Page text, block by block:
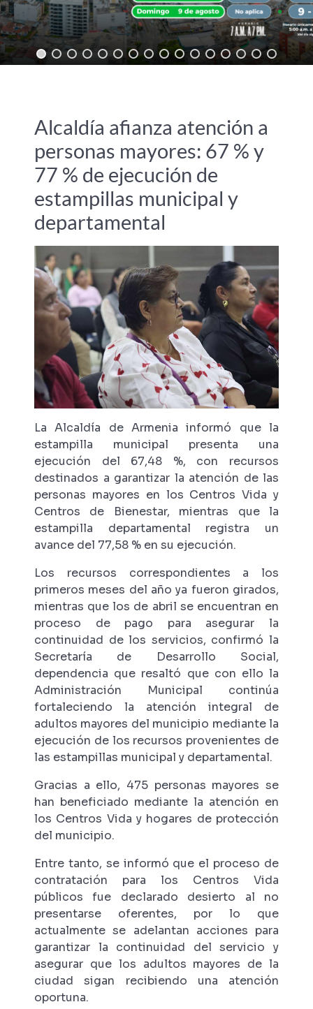
Alcaldía afianza atención a
personas mayores: 67 % y
77 % de ejecución de
estampillas municipal y
departamental
La Alcaldía de Armenia informó que la
estampilla municipal presenta una
ejecución del 67,48 %, con recursos
destinados a garantizar la atención de las
personas mayores en los Centros Vida y
Centros de Bienestar, mientras que la
estampilla departamental registra un
avance del 77,58 % en su ejecución.
Los recursos correspondientes a los
primeros meses del año ya fueron girados,
mientras que los de abril se encuentran en
proceso de pago para asegurar la
continuidad de los servicios, confirmó la
Secretaría de Desarrollo Social,
dependencia que resaltó que con ello la
Administración Municipal continúa
fortaleciendo la atención integral de
adultos mayores del municipio mediante la
ejecución de los recursos provenientes de
las estampillas municipal y departamental.
Gracias a ello, 475 personas mayores se
han beneficiado mediante la atención en
los Centros Vida y hogares de protección
del municipio.
Entre tanto, se informó que el proceso de
contratación para los Centros Vida
públicos fue declarado desierto al no
presentarse oferentes, por lo que
actualmente se adelantan acciones para
garantizar la continuidad del servicio y
asegurar que los adultos mayores de la
ciudad sigan recibiendo una atención
oportuna.